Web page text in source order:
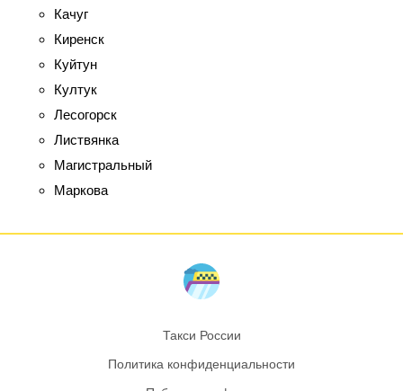
Качуг
Киренск
Куйтун
Култук
Лесогорск
Листвянка
Магистральный
Маркова
Такси России
Политика конфиденциальности